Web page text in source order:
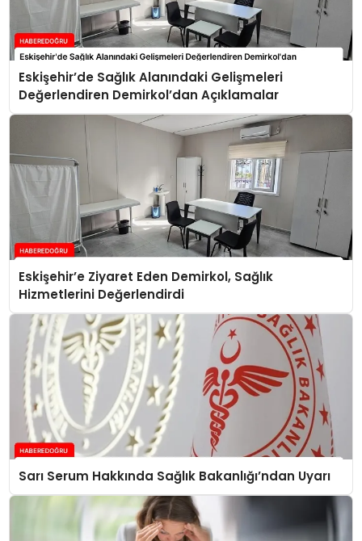
Eskişehir’de Sağlık Alanındaki Gelişmeleri
Değerlendiren Demirkol’dan Açıklamalar
Eskişehir’e Ziyaret Eden Demirkol, Sağlık
Hizmetlerini Değerlendirdi
Sarı Serum Hakkında Sağlık Bakanlığı’ndan Uyarı